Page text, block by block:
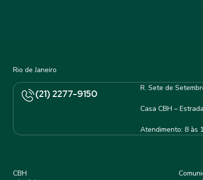
Rio de Janeiro
(21) 2277-9150
R. Sete de
Casa CBH –
Atendimento: 8 às
CBH